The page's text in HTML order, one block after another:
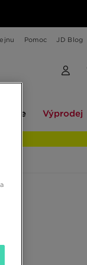
Pomoc JD Blog
Výprodej